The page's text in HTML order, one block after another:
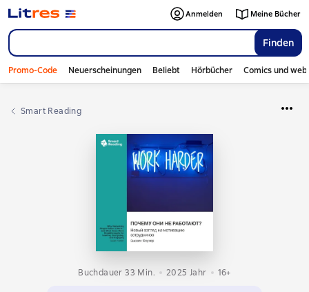
Finden
Anmelden Meine Bücher
Promo-Code Neuerscheinungen Beliebt Hörbücher Comics und
Smart Reading
Buchdauer 33 Min. 2025 Jahr 16+